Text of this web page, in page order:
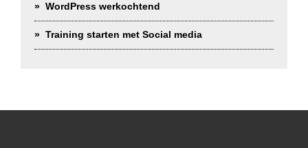
WordPress werkochtend
Training starten met Social media